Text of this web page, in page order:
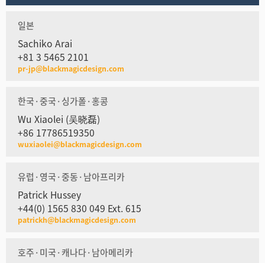
일본
Sachiko Arai
+81 3 5465 2101
pr-jp@blackmagicdesign.com
한국·중국·싱가폴·홍콩
Wu Xiaolei (吴晓磊)
+86 17786519350
wuxiaolei@blackmagicdesign.com
유럽·영국·중동·남아프리카
Patrick Hussey
+44(0) 1565 830 049 Ext. 615
patrickh@blackmagicdesign.com
호주·미국·캐나다·남아메리카